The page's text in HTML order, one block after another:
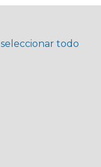
seleccionar todo